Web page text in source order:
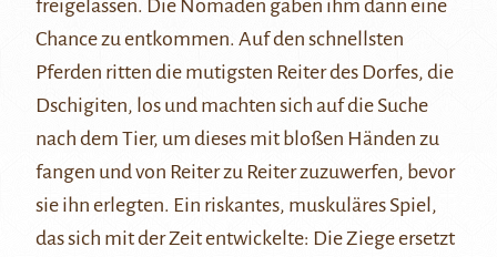
freigelassen. Die Nomaden gaben ihm dann eine
Chance zu entkommen. Auf den schnellsten
Pferden ritten die mutigsten Reiter des Dorfes, die
Dschigiten, los und machten sich auf die Suche
nach dem Tier, um dieses mit bloßen Händen zu
fangen und von Reiter zu Reiter zuzuwerfen, bevor
sie ihn erlegten. Ein riskantes, muskuläres Spiel,
das sich mit der Zeit entwickelte: Die Ziege ersetzt